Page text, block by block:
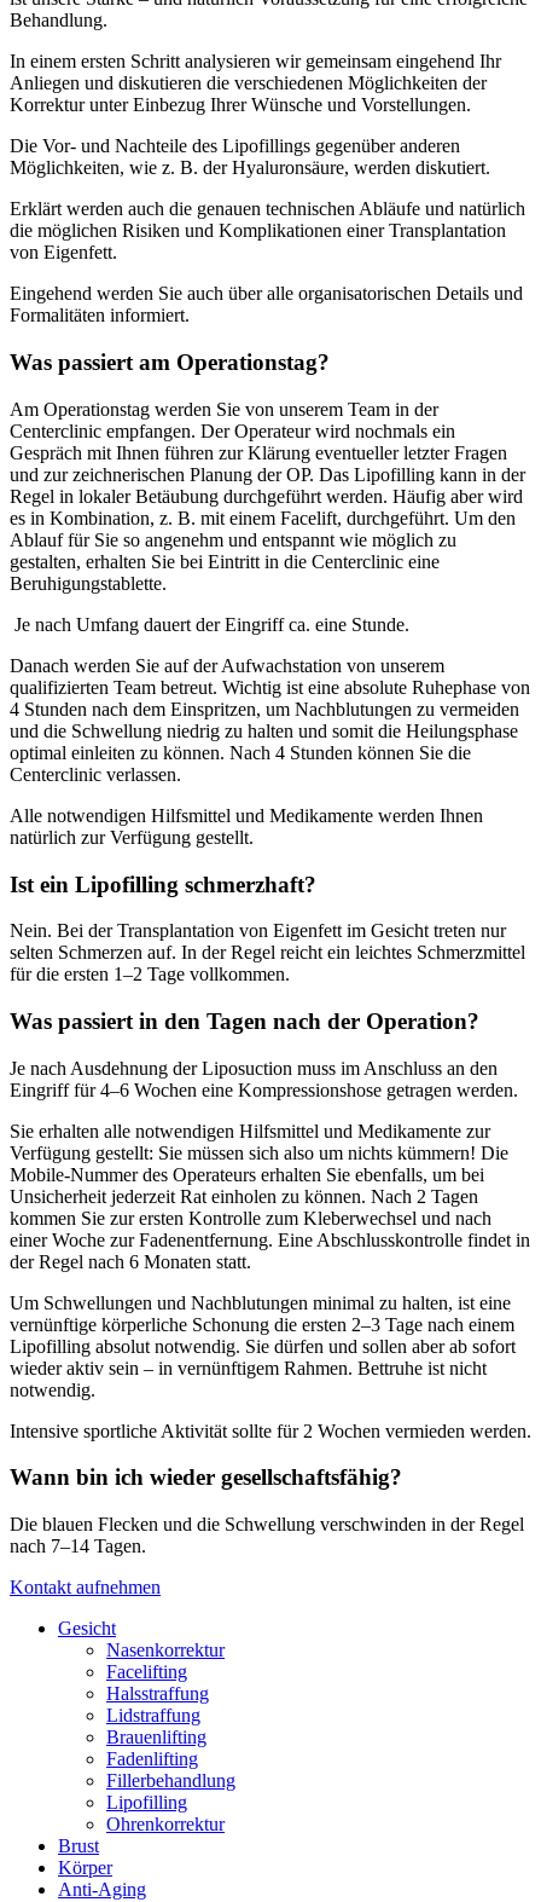
Behandlung.
In einem ersten Schritt analysieren wir gemeinsam eingehend Ihr
Anliegen und diskutieren die verschiedenen Möglichkeiten der
Korrektur unter Einbezug Ihrer Wünsche und Vorstellungen.
Die Vor- und Nachteile des Lipofillings gegenüber anderen
Möglichkeiten, wie z. B. der Hyaluronsäure, werden diskutiert.
Erklärt werden auch die genauen technischen Abläufe und natürlich
die möglichen Risiken und Komplikationen einer Transplantation
von Eigenfett.
Eingehend werden Sie auch über alle organisatorischen Details und
Formalitäten informiert.
Was passiert am Operationstag?
Am Operationstag werden Sie von unserem Team in der
Centerclinic empfangen. Der Operateur wird nochmals ein
Gespräch mit Ihnen führen zur Klärung eventueller letzter Fragen
und zur zeichnerischen Planung der OP. Das Lipofilling kann in der
Regel in lokaler Betäubung durchgeführt werden. Häufig aber wird
es in Kombination, z. B. mit einem Facelift, durchgeführt. Um den
Ablauf für Sie so angenehm und entspannt wie möglich zu
gestalten, erhalten Sie bei Eintritt in die Centerclinic eine
Beruhigungstablette.
Je nach Umfang dauert der Eingriff ca. eine Stunde.
Danach werden Sie auf der Aufwachstation von unserem
qualifizierten Team betreut. Wichtig ist eine absolute Ruhephase von
4 Stunden nach dem Einspritzen, um Nachblutungen zu vermeiden
und die Schwellung niedrig zu halten und somit die Heilungsphase
optimal einleiten zu können. Nach 4 Stunden können Sie die
Centerclinic verlassen.
Alle notwendigen Hilfsmittel und Medikamente werden Ihnen
natürlich zur Verfügung gestellt.
Ist ein Lipofilling schmerzhaft?
Nein. Bei der Transplantation von Eigenfett im Gesicht treten nur
selten Schmerzen auf. In der Regel reicht ein leichtes Schmerzmittel
für die ersten 1–2 Tage vollkommen.
Was passiert in den Tagen nach der Operation?
Je nach Ausdehnung der Liposuction muss im Anschluss an den
Eingriff für 4–6 Wochen eine Kompressionshose getragen werden.
Sie erhalten alle notwendigen Hilfsmittel und Medikamente zur
Verfügung gestellt: Sie müssen sich also um nichts kümmern! Die
Mobile-Nummer des Operateurs erhalten Sie ebenfalls, um bei
Unsicherheit jederzeit Rat einholen zu können. Nach 2 Tagen
kommen Sie zur ersten Kontrolle zum Kleberwechsel und nach
einer Woche zur Fadenentfernung. Eine Abschlusskontrolle findet in
der Regel nach 6 Monaten statt.
Um Schwellungen und Nachblutungen minimal zu halten, ist eine
vernünftige körperliche Schonung die ersten 2–3 Tage nach einem
Lipofilling absolut notwendig. Sie dürfen und sollen aber ab sofort
wieder aktiv sein – in vernünftigem Rahmen. Bettruhe ist nicht
notwendig.
Intensive sportliche Aktivität sollte für 2 Wochen vermieden werden.
Wann bin ich wieder gesellschaftsfähig?
Die blauen Flecken und die Schwellung verschwinden in der Regel
nach 7–14 Tagen.
Kontakt aufnehmen
Gesicht
Nasenkorrektur
Facelifting
Halsstraffung
Lidstraffung
Brauenlifting
Fadenlifting
Fillerbehandlung
Lipofilling
Ohrenkorrektur
Brust
Körper
Anti-Aging